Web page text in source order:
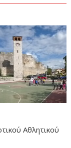
Αθλητικού